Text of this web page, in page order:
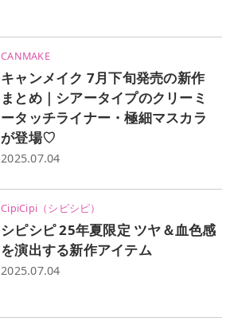
CANMAKE
キャンメイク 7月下旬発売の新作
まとめ｜シアータイプのクリーミ
ータッチライナー・極細マスカラ
が登場♡
2025.07.04
CipiCipi（シピシピ）
シピシピ 25年夏限定 ツヤ＆血色感
を演出する新作アイテム
2025.07.04